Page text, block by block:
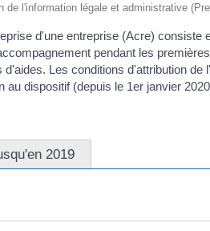
de l'information légale et administrative
d'une entreprise (Acre)
pendant les
Les conditions d'attribution
au dispositif (depuis le 1er janvier
2019